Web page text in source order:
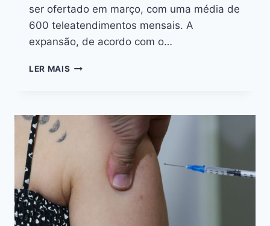
ser ofertado em março, com uma média de
600 teleatendimentos mensais. A
expansão, de acordo com o…
LER MAIS